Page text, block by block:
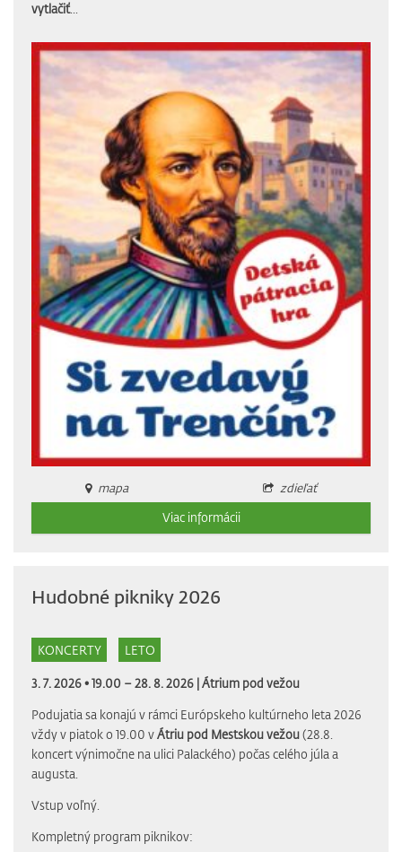
vytlačiť...
mapa
zdieľať
Viac informácii
Hudobné pikniky 2026
KONCERTY LETO
3. 7. 2026 • 19.00 – 28. 8. 2026 | Átrium pod vežou
Podujatia sa konajú v rámci Európskeho kultúrneho leta 2026
vždy v piatok o 19.00 vÁtriu pod Mestskou vežou(28.8.
koncert výnimočne na ulici Palackého) počas celého júla a
augusta.
Vstup voľný.
Kompletný program piknikov: